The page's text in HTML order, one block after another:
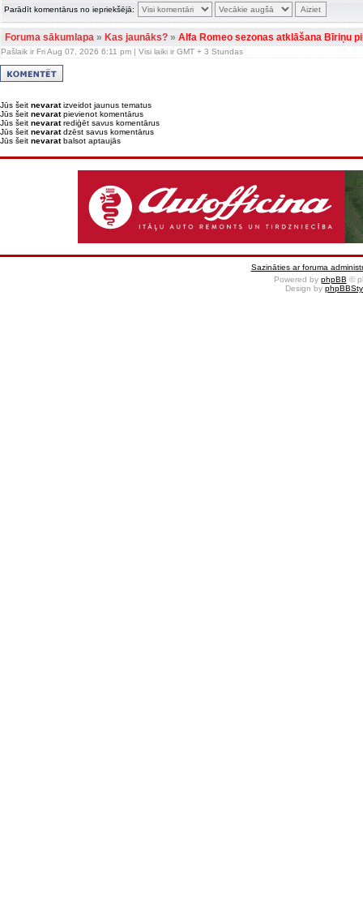
Parādīt komentārus no iepriekšējā:
Foruma sākumlapa»Kas jaunāks?»Alfa Romeo sezonas atklāšana Bīriņu
Pašlaik ir Fri Aug 07, 2026 6:11 pm | Visi laiki ir GMT + 3 Stundas
Jūs šeit nevaratizveidot jaunus tematus
Jūs šeit nevaratpievienot komentārus
Jūs šeit nevaratrediģēt savus komentārus
Jūs šeit nevaratdzēst savus komentārus
Jūs šeit nevaratbalsot aptaujās
Sazināties ar foruma
Powered by phpBB ©
Design by